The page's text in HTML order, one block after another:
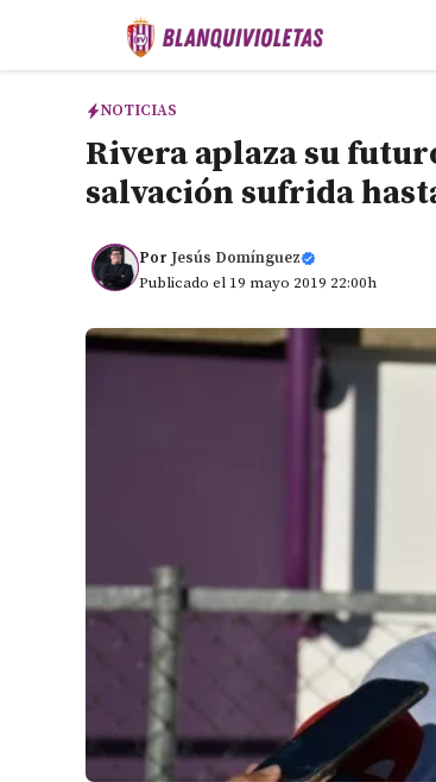
NOTICIAS
Rivera aplaza su
salvación sufrida
Por Jesús Domínguez
Publicado el 19 mayo 2019 22:00h